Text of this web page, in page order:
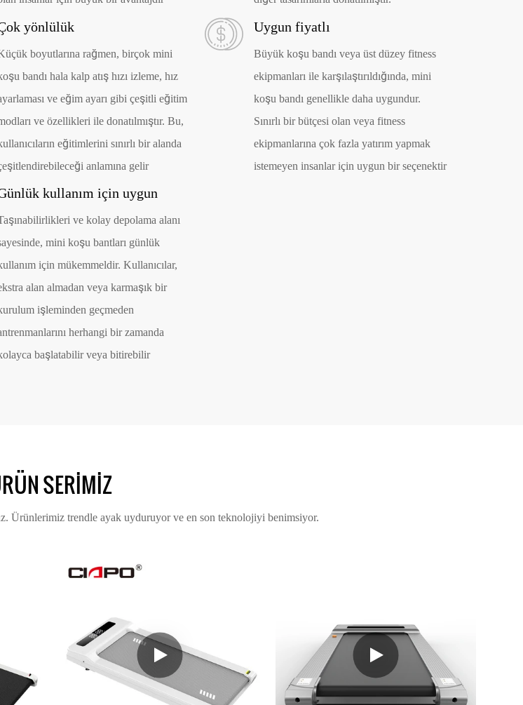
yönlülük
boyutlarına rağmen, birçok mini
bandı hala kalp atış hızı izleme, hız
ve eğim ayarı gibi çeşitli eğitim
ve özellikleri ile donatılmıştır. Bu,
eğitimlerini sınırlı bir alanda
anlamına gelir
Uygun fiyatlı
Büyük koşu bandı veya üst düzey fitness
ekipmanları ile karşılaştırıldığında, mini
koşu bandı genellikle daha uygundur.
Sınırlı bir bütçesi olan veya fitness
ekipmanlarına çok fazla yatırım yapmak
istemeyen insanlar için uygun bir seçenektir
kullanım için uygun
ve kolay depolama alanı
mini koşu bantları günlük
için mükemmeldir. Kullanıcılar,
alan almadan veya karmaşık bir
işleminden geçmeden
herhangi bir zamanda
başlatabilir veya bitirebilir
SERIMIZ
Ürünlerimiz trendle ayak uyduruyor ve en son teknolojiyi benimsiyor.